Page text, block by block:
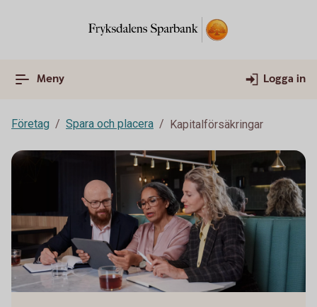
Meny Logga in
Företag Spara och placera Kapitalförsäkringar